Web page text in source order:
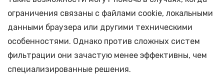
ограничения связаны с файлами cookie, локальными
данными браузера или другими техническими
особенностями. Однако против сложных систем
фильтрации они зачастую менее эффективны, чем
специализированные решения.